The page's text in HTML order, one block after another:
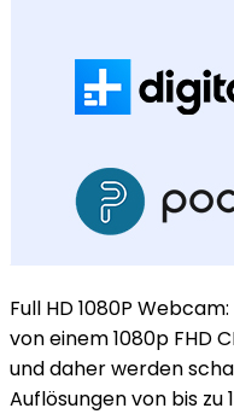
Full HD 1080P
von einem 1080p FHD
und daher werden
Auflösungen von bis zu